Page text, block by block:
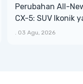
Perubahan All-
CX-5: SUV Ikonik
Bongsor, Mewah,
03 Agu, 2026